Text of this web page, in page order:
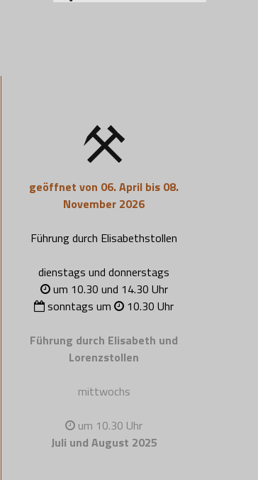
nach:
geöffnet von 06. April bis 08.
November 2026
Führung durch Elisabethstollen
dienstags und donnerstags
um 10.30 und 14.30 Uhr
sonntags um
10.30 Uhr
Führung durch Elisabeth und
Lorenzstollen
mittwochs
um 10.30 Uhr
Juli und August 2025